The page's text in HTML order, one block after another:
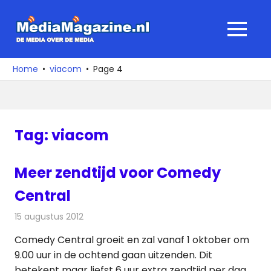
naar
media
over
MENU
Home viacom Page 4
Tag:viacom
Meer zendtijd voor Comedy
Central
15 augustus 2012
Comedy Central groeit en zal vanaf 1 oktober om
9.00 uur in de ochtend gaan uitzenden. Dit